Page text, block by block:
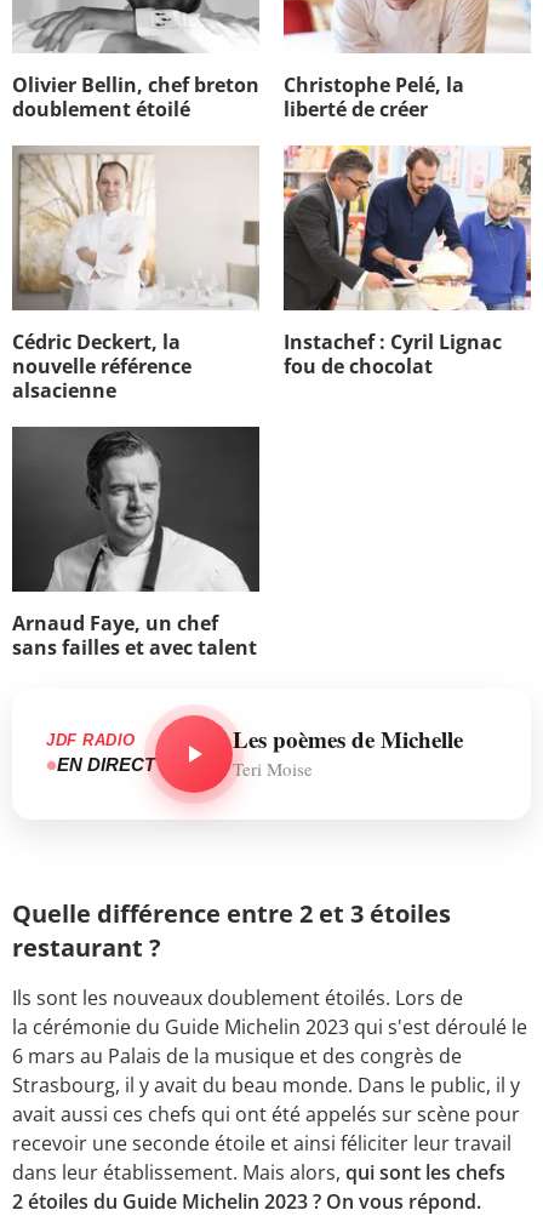
Olivier Bellin, chef breton
doublement étoilé
Christophe Pelé, la
liberté de créer
Cédric Deckert, la
nouvelle référence
alsacienne
Instachef : Cyril Lignac
fou de chocolat
Arnaud Faye, un chef
sans failles et avec talent
JDF RADIO
EN DIRECT
Les poèmes de Michelle
Teri Moise
Quelle différence entre 2 et 3 étoiles
restaurant ?
Ils sont les nouveaux doublement étoilés. Lors de
la cérémonie du Guide Michelin 2023 qui s'est déroulé le
6 mars au Palais de la musique et des congrès de
Strasbourg, il y avait du beau monde. Dans le public, il y
avait aussi ces chefs qui ont été appelés sur scène pour
recevoir une seconde étoile et ainsi féliciter leur travail
dans leur établissement. Mais alors, quisont les chefs
2 étoiles du Guide Michelin 2023 ? On vous répond.